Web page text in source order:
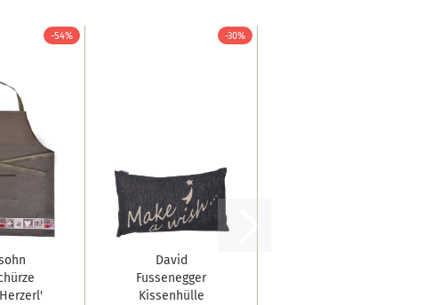
-54% -30%
David
Fussenegger
Kissenhülle